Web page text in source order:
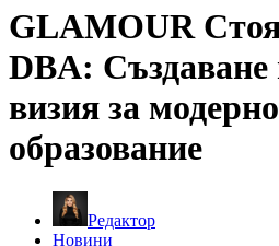
GLAMOUR
DBA: Създаване
визия за
образование
Редактор
Новини